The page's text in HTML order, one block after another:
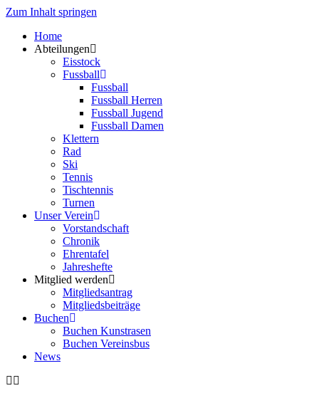
Zum Inhalt springen
Home
Abteilungen
Eisstock
Fussball
Fussball
Fussball Herren
Fussball Jugend
Fussball Damen
Klettern
Rad
Ski
Tennis
Tischtennis
Turnen
Unser Verein
Vorstandschaft
Chronik
Ehrentafel
Jahreshefte
Mitglied werden
Mitgliedsantrag
Mitgliedsbeiträge
Buchen
Buchen Kunstrasen
Buchen Vereinsbus
News